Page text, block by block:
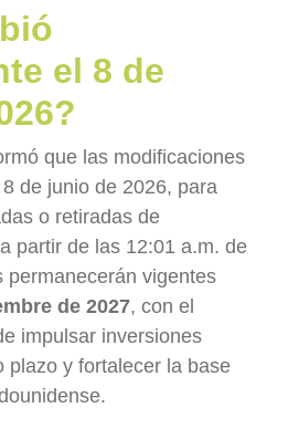
el 8 de
que las modificaciones
de junio de 2026, para
o retiradas de
partir de las 12:01 a.m. de
permanecerán vigentes
de 2027, con el
impulsar inversiones
plazo y fortalecer la base